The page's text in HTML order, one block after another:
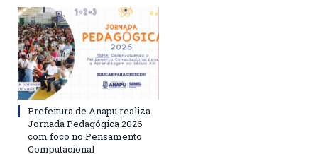
Prefeitura de Anapu realiza
Jornada Pedagógica 2026
com foco no Pensamento
Computacional